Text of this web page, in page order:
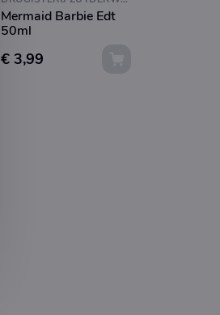
Mermaid Barbie Edt
50ml
€ 3,99